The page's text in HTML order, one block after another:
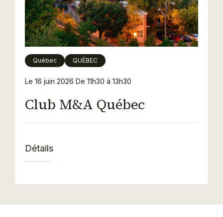
Club M&A Québec
Le 16 juin 2026 De 11h30 à 13h30
Québec QUÉBEC
Détails